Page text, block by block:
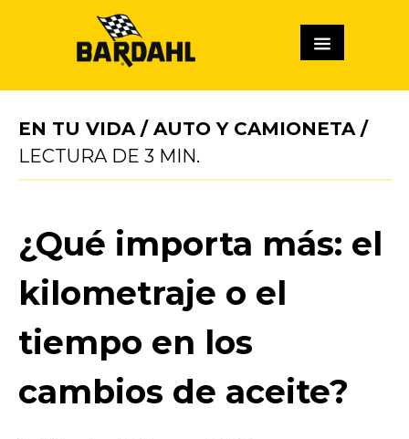
EN TU VIDA/ AUTO Y CAMIONETA/
LECTURA DE 3 MIN.
¿Qué importa más: el
kilometraje o el
tiempo en los
cambios de aceite?